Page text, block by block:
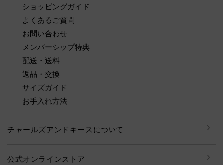
ショッピングガイド
よくあるご質問
お問い合わせ
メンバーシップ特典
配送・送料
返品・交換
サイズガイド
お手入れ方法
チャールズアンドキースについて
公式オンラインストア